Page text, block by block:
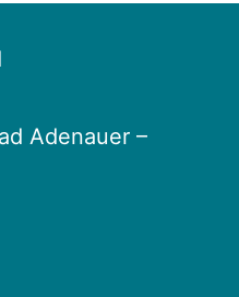
Adenauer –